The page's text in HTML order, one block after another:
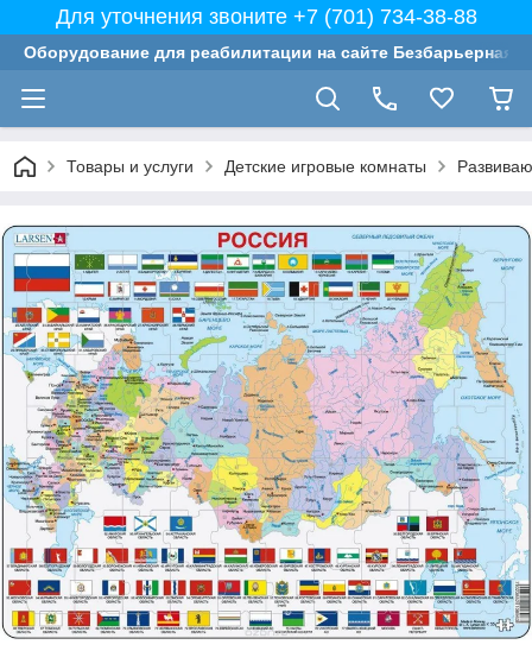
Для уточнения звоните +7 (701) 734-38-88
Оборудование для реабилитации на сайте Безбарьерная
Товары и услуги Детские игровые комнаты